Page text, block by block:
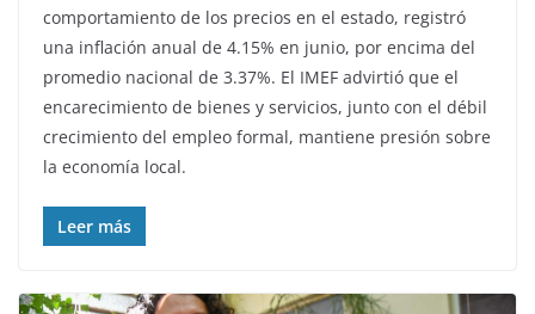
comportamiento de los precios en el estado, registró
una inflación anual de 4.15% en junio, por encima del
promedio nacional de 3.37%. El IMEF advirtió que el
encarecimiento de bienes y servicios, junto con el débil
crecimiento del empleo formal, mantiene presión sobre
la economía local.
Leer más